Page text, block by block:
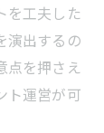
を工夫した
演出するの
点を押さえ
ト運営が可